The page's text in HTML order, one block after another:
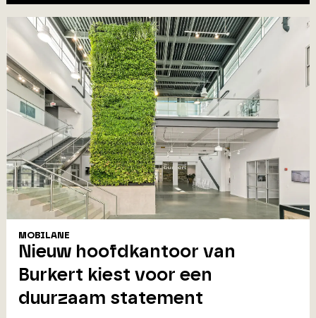
MOBILANE
Nieuw hoofdkantoor van
Burkert kiest voor een
duurzaam statement